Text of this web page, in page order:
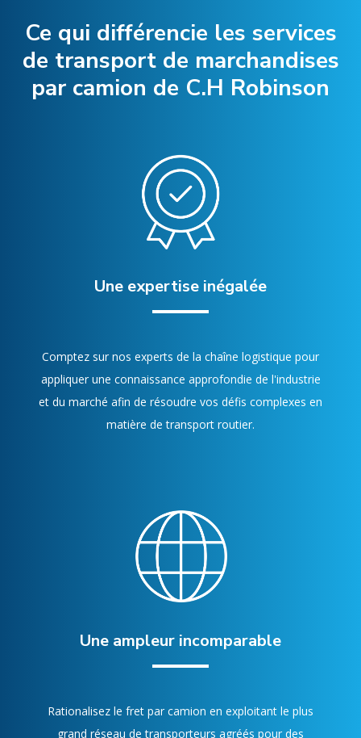
Ce qui différencie les services
de transport de marchandises
par camion de C.H Robinson
Une expertise inégalée
Comptez sur nos experts de la chaîne logistique pour
appliquer une connaissance approfondie de l'industrie
et du marché afin de résoudre vos défis complexes en
matière de transport routier.
Une ampleur incomparable
Rationalisez le fret par camion en exploitant le plus
grand réseau de transporteurs agréés pour des